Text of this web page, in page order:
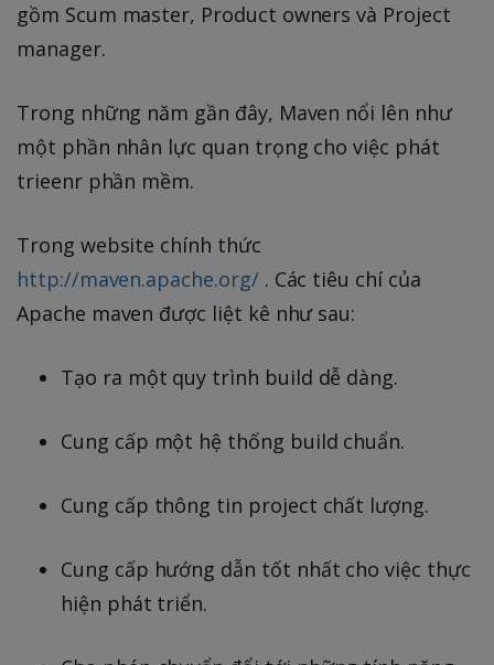
gồm Scum master, Product owners và Project
manager.
Trong những năm gần đây, Maven nổi lên như
một phần nhân lực quan trọng cho việc phát
trieenr phần mềm.
Trong website chính thức
http://maven.apache.org/ . Các tiêu chí của
Apache maven được liệt kê như sau:
Tạo ra một quy trình build dễ dàng.
Cung cấp một hệ thống build chuẩn.
Cung cấp thông tin project chất lượng.
Cung cấp hướng dẫn tốt nhất cho việc thực
hiện phát triển.